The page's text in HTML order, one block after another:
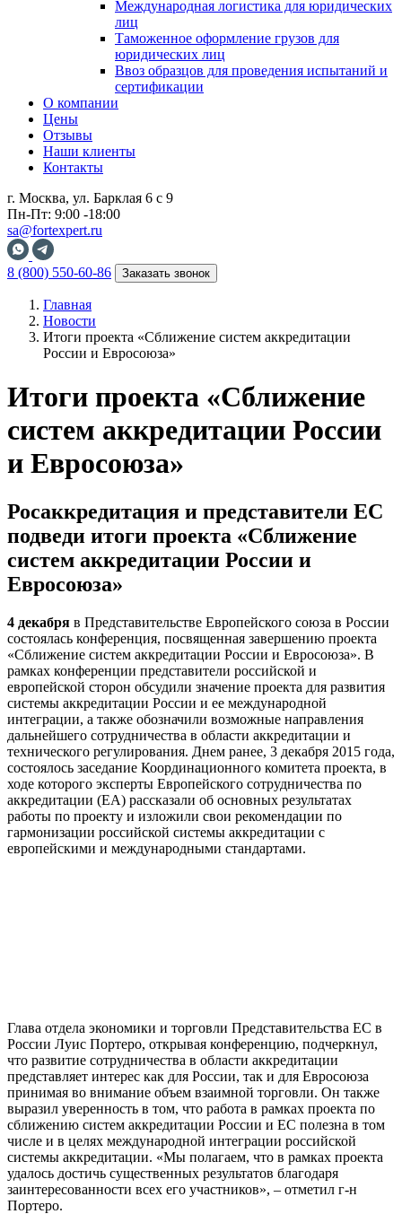
Международная логистика для юридических
лиц
Таможенное оформление грузов для
юридических лиц
Ввоз образцов для проведения испытаний и
сертификации
О компании
Цены
Отзывы
Наши клиенты
Контакты
г. Москва, ул. Барклая 6 с 9
Пн-Пт: 9:00 -18:00
sa@fortexpert.ru
8 (800) 550-60-86 Заказать звонок
Главная
Новости
Итоги проекта «Сближение систем аккредитации
России и Евросоюза»
Итоги проекта «Сближение
систем аккредитации России
и Евросоюза»
Росаккредитация и представители ЕС
подведи итоги проекта «Сближение
систем аккредитации России и
Евросоюза»
4 декабря в Представительстве Европейского союза в России
состоялась конференция, посвященная завершению проекта
«Сближение систем аккредитации России и Евросоюза». В
рамках конференции представители российской и
европейской сторон обсудили значение проекта для развития
системы аккредитации России и ее международной
интеграции, а также обозначили возможные направления
дальнейшего сотрудничества в области аккредитации и
технического регулирования. Днем ранее, 3 декабря 2015 года,
состоялось заседание Координационного комитета проекта, в
ходе которого эксперты Европейского сотрудничества по
аккредитации (ЕА) рассказали об основных результатах
работы по проекту и изложили свои рекомендации по
гармонизации российской системы аккредитации с
европейскими и международными стандартами.
Глава отдела экономики и торговли Представительства ЕС в
России Луис Портеро, открывая конференцию, подчеркнул,
что развитие сотрудничества в области аккредитации
представляет интерес как для России, так и для Евросоюза
принимая во внимание объем взаимной торговли. Он также
выразил уверенность в том, что работа в рамках проекта по
сближению систем аккредитации России и ЕС полезна в том
числе и в целях международной интеграции российской
системы аккредитации. «Мы полагаем, что в рамках проекта
удалось достичь существенных результатов благодаря
заинтересованности всех его участников», – отметил г-н
Портеро.